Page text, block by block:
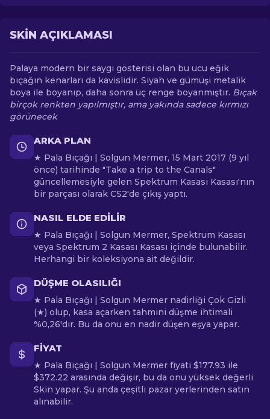
SKIN AÇIKLAMASI
Palaya modern bir saygı gösterisi olan bu ucu eğik
bıçağın kenarları da kavislidir. Siyah ve gümüşi metalik
boya ile boyanıp, daha sonra üç renge boyanmıştır. Bıçak
birçok renkten yapılmıştır, ama yakında sadece kırmızı
görünecek
ARKA PLAN
★ Pala Bıçağı | Solgun Mermer, 15 Mart 2017 (9 yıl
önce) tarihinde "Take a trip to the Canals"
güncellemesiyle gelen Spektrum Kasası Kasası'nın
bir parçası olarak CS2'de çıkış yaptı.
NASIL ELDE EDILIR
★ Pala Bıçağı | Solgun Mermer, Spektrum Kasası
veya Spektrum 2 Kasası Kasası içinde bulunabilir.
Herhangi bir koleksiyona ait değildir.
DÜŞME OLASILIĞI
★ Pala Bıçağı | Solgun Mermer nadirliği Çok Gizli
(★) olup, kasa açarken tahmini düşme ihtimali
%0,26'dır. Bu da onu en nadir düşen eşya yapar.
FIYAT
★ Pala Bıçağı | Solgun Mermer fiyatı $177.93 ile
$372.22 arasında değişir, bu da onu yüksek değerli
Skin yapar. Şu anda çeşitli pazar yerlerinden satın
alınabilir.